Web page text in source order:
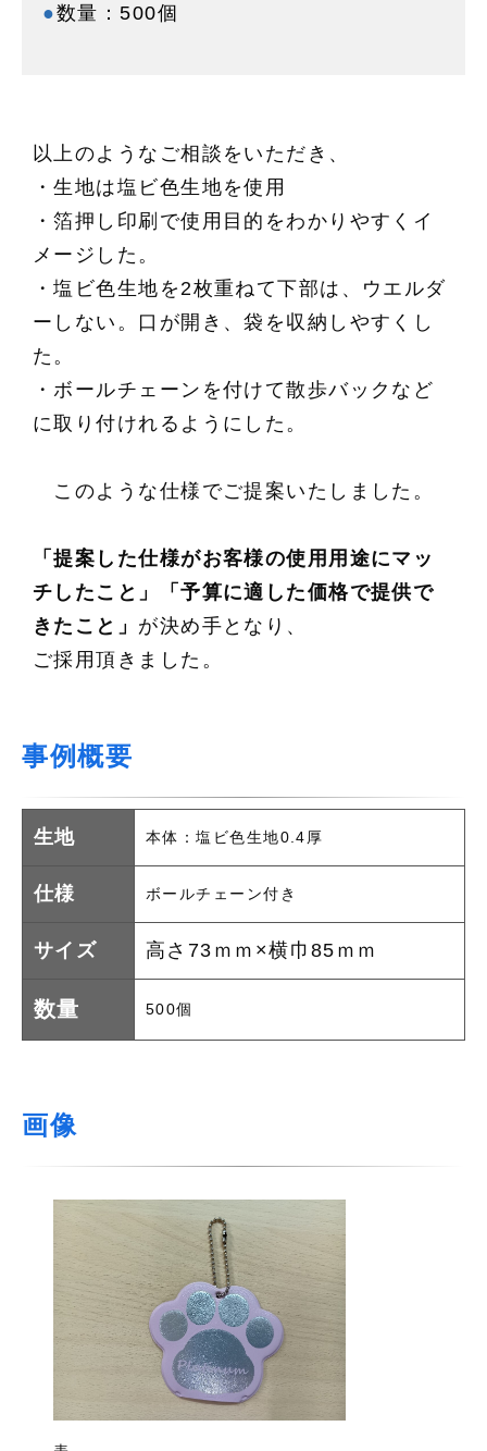
●数量：500個
以上のようなご相談をいただき、
・生地は塩ビ色生地を使用
・箔押し印刷で使用目的をわかりやすくイ
メージした。
・塩ビ色生地を2枚重ねて下部は、ウエルダ
ーしない。口が開き、袋を収納しやすくし
た。
・ボールチェーンを付けて散歩バックなど
に取り付けれるようにした。
このような仕様でご提案いたしました。
「提案した仕様がお客様の使用用途にマッ
チしたこと」「予算に適した価格で提供で
きたこと」 が決め手となり、
ご採用頂きました。
事例概要
生地 本体：塩ビ色生地0.4厚
仕様 ボールチェーン付き
サイズ 高さ73ｍｍ×横巾85ｍｍ
数量 500個
画像